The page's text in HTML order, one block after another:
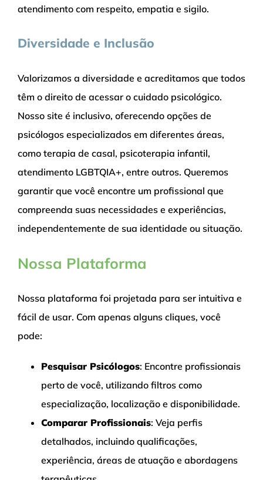
atendimento com respeito, empatia e sigilo.
Diversidade e Inclusão
Valorizamos a diversidade e acreditamos que todos
têm o direito de acessar o cuidado psicológico.
Nosso site é inclusivo, oferecendo opções de
psicólogos especializados em diferentes áreas,
como terapia de casal, psicoterapia infantil,
atendimento LGBTQIA+, entre outros. Queremos
garantir que você encontre um profissional que
compreenda suas necessidades e experiências,
independentemente de sua identidade ou situação.
Nossa Plataforma
Nossa plataforma foi projetada para ser intuitiva e
fácil de usar. Com apenas alguns cliques, você
pode:
Pesquisar Psicólogos: Encontre profissionais
perto de você, utilizando filtros como
especialização, localização e disponibilidade.
Comparar Profissionais: Veja perfis
detalhados, incluindo qualificações,
experiência, áreas de atuação e abordagens